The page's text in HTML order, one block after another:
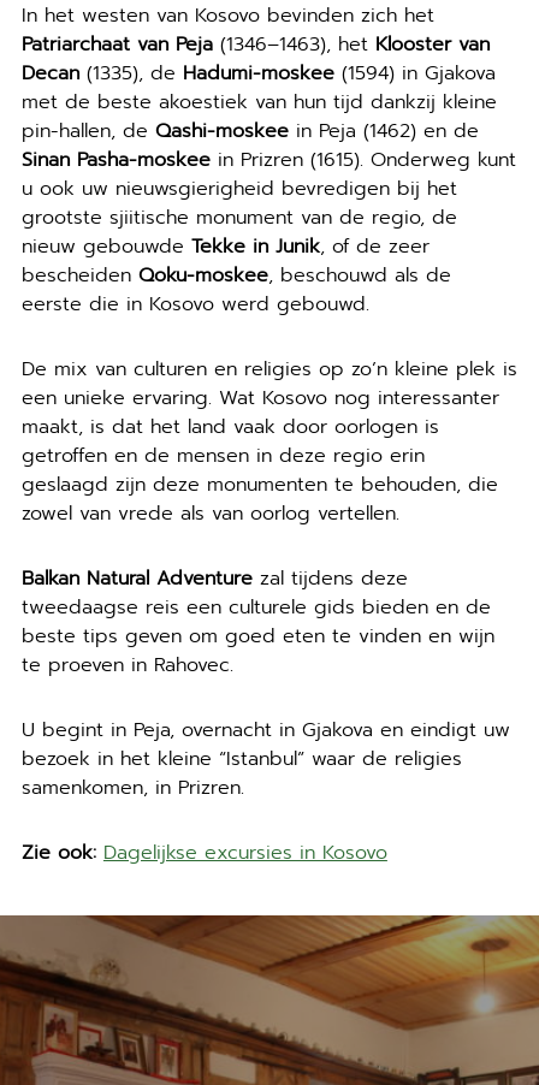
In het westen van Kosovo bevinden zich het
Patriarchaat van Peja(1346–1463), het Klooster van
Decan(1335), de Hadumi-moskee(1594) in Gjakova
met de beste akoestiek van hun tijd dankzij kleine
pin-hallen, de Qashi-moskeein Peja (1462) en de
Sinan Pasha-moskeein Prizren (1615). Onderweg kunt
u ook uw nieuwsgierigheid bevredigen bij het
grootste sjiitische monument van de regio, de
nieuw gebouwde Tekke in Junik, of de zeer
bescheiden Qoku-moskee, beschouwd als de
eerste die in Kosovo werd gebouwd.
De mix van culturen en religies op zo’n kleine plek is
een unieke ervaring. Wat Kosovo nog interessanter
maakt, is dat het land vaak door oorlogen is
getroffen en de mensen in deze regio erin
geslaagd zijn deze monumenten te behouden, die
zowel van vrede als van oorlog vertellen.
Balkan Natural Adventurezal tijdens deze
tweedaagse reis een culturele gids bieden en de
beste tips geven om goed eten te vinden en wijn
te proeven in Rahovec.
U begint in Peja, overnacht in Gjakova en eindigt uw
bezoek in het kleine “Istanbul” waar de religies
samenkomen, in Prizren.
Zie ook: Dagelijkse excursies in Kosovo